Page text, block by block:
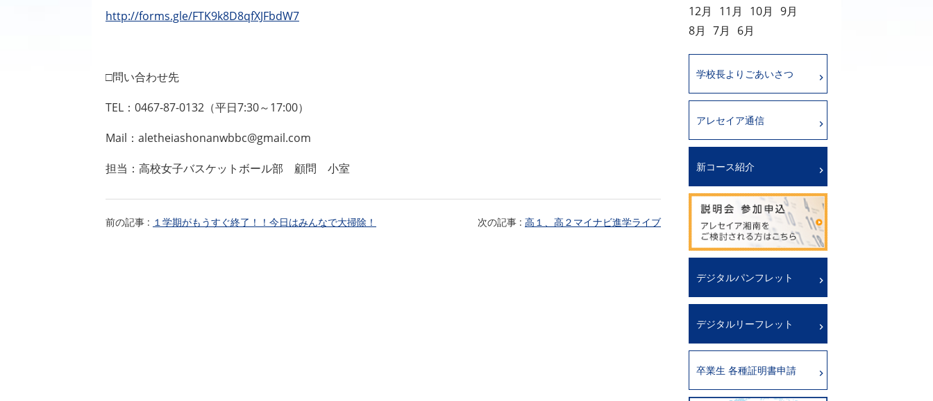
http://forms.gle/FTK9k8D8qfXJFbdW7
□問い合わせ先
TEL ： 0467-87-0132 （平日7:30～17:00）
Mail ： aletheiashonanwbbc@gmail.com
担当：高校女子バスケットボール部 顧問 小室
前の記事 : １学期がもうすぐ終了！！今日はみんなで大掃除！ 次の記事 : 高１、高２マイナビ進学ライブ
12月
11月 10月 9月
8月 7月 6月
学校長よりごあいさつ
アレセイア通信
新コース紹介
デジタルパンフレット
デジタルリーフレット
卒業生 各種証明書申請